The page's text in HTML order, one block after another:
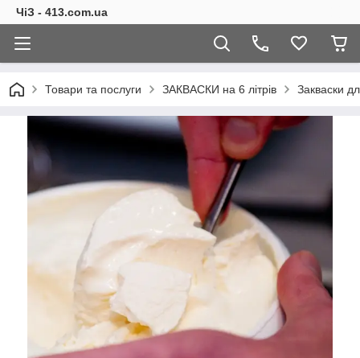
ЧіЗ - 413.com.ua
Товари та послуги ЗАКВАСКИ на 6 літрів Закваски